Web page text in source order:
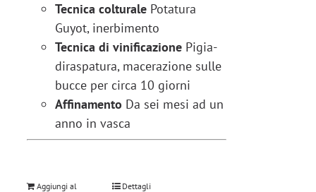
Tecnica colturalePotatura
Guyot, inerbimento
Tecnica di vinificazionePigia-
diraspatura, macerazione sulle
bucce per circa 10 giorni
Affinamento Da sei mesi ad un
anno in vasca
Aggiungi al
Dettagli